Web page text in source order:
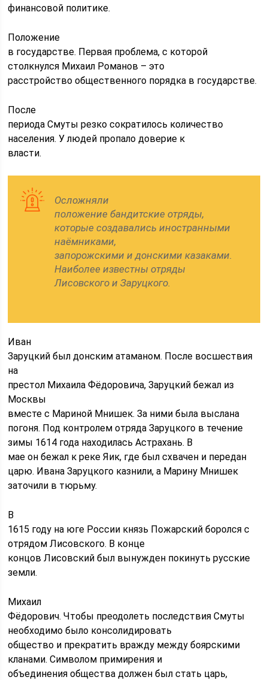
финансовой политике.
Положение
в государстве. Первая проблема, с которой
столкнулся Михаил Романов – это
расстройство общественного порядка в государстве.
После
периода Смуты резко сократилось количество
населения. У людей пропало доверие к
власти.
Осложняли
положение бандитские отряды,
которые создавались иностранными
наёмниками,
запорожскими и донскими казаками.
Наиболее известны отряды
Лисовского и Заруцкого.
Иван
Заруцкий был донским атаманом. После восшествия
на
престол Михаила Фёдоровича, Заруцкий бежал из
Москвы
вместе с Мариной Мнишек. За ними была выслана
погоня. Под контролем отряда Заруцкого в течение
зимы 1614 года находилась Астрахань. В
мае он бежал к реке Яик, где был схвачен и передан
царю. Ивана Заруцкого казнили, а Марину Мнишек
заточили в тюрьму.
В
1615 году на юге России князь Пожарский боролся с
отрядом Лисовского. В конце
концов Лисовский был вынужден покинуть русские
земли.
Михаил
Фёдорович. Чтобы преодолеть последствия Смуты
необходимо было консолидировать
общество и прекратить вражду между боярскими
кланами. Символом примирения и
объединения общества должен был стать царь,